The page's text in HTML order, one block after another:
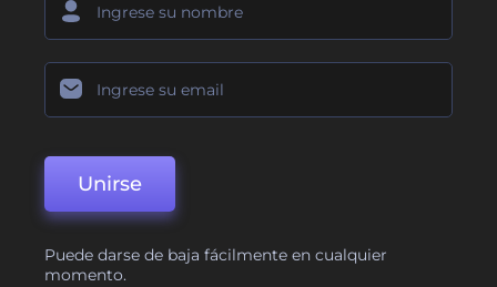
Unirse
Puede darse de baja fácilmente en cualquier
momento.